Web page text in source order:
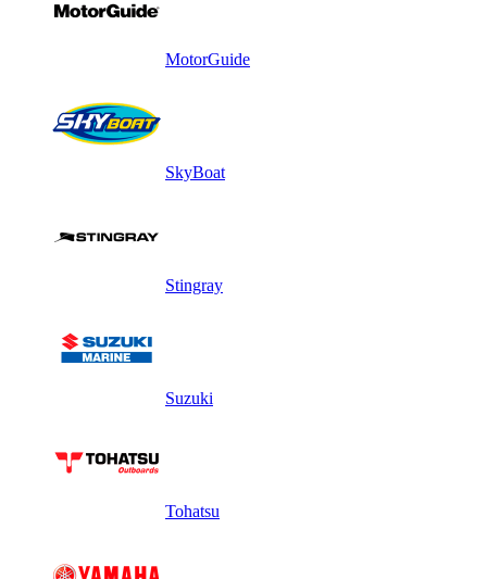
MotorGuide
SkyBoat
Stingray
Suzuki
Tohatsu